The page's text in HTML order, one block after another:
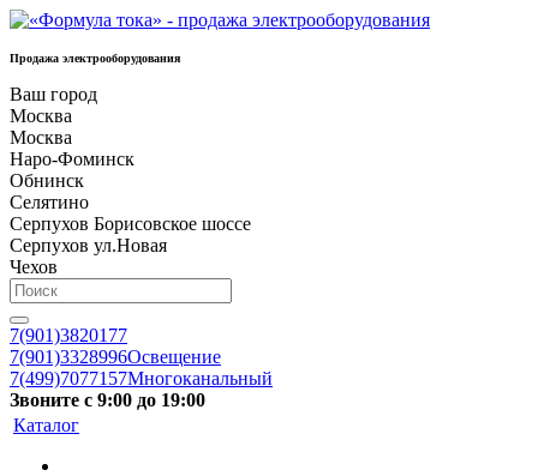
Продажа электрооборудования
Ваш город
Москва
Москва
Наро-Фоминск
Обнинск
Селятино
Серпухов Борисовское шоссе
Серпухов ул.Новая
Чехов
7(901)3820177
7(901)3328996Освещение
7(499)7077157Многоканальный
Звоните с 9:00 до 19:00
Каталог